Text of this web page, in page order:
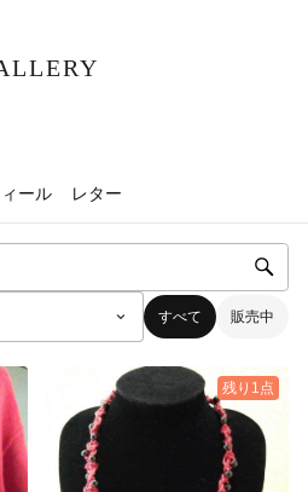
ール レター
すべて 販売中
残り1点